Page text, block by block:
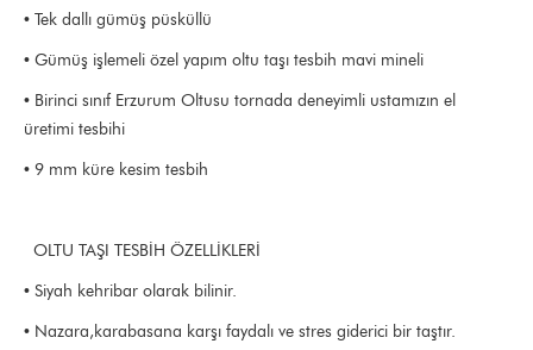
• Tek dallı gümüş püsküllü
• Gümüş işlemeli özel yapım oltu taşı tesbih mavi mineli
• Birinci sınıf Erzurum Oltusu tornada deneyimli ustamızın el
üretimi tesbihi
• 9 mm küre kesim tesbih
OLTU TAŞI TESBİH ÖZELLİKLERİ
• Siyah kehribar olarak bilinir.
• Nazara,karabasana karşı faydalı ve stres giderici bir taştır.